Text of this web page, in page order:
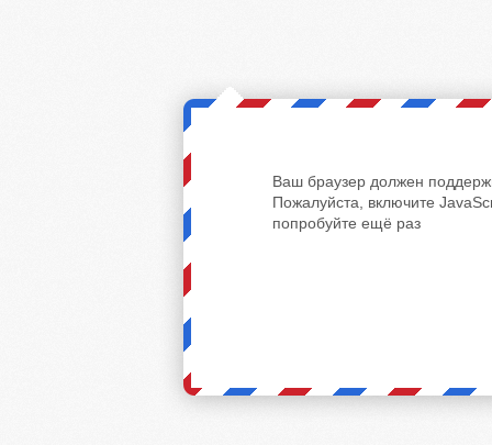
Ваш браузер должен
Пожалуйста, включите
попробуйте ещё раз